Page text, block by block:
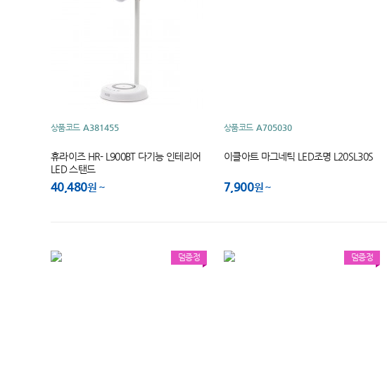
상품코드 A381455
휴라이즈 HR- L900BT 다기능 인테리어
LED 스탠드
40,480원
상품코드 A705030
이클아트 마그네틱 LED조명 L20SL30S
7,900원
덤증정 덤증정